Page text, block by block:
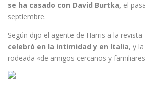
se ha casado con David Burtka, el
septiembre.
Según dijo el agente de Harris a la revista
celebró en la intimidad y en Italia, y
rodeada «de amigos cercanos y